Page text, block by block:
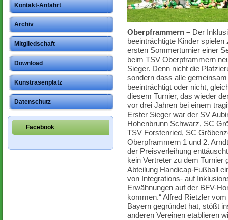
Kontakt-Anfahrt
Archiv
Mitgliedschaft
Download
Kunstrasenplatz
Datenschutz
Facebook
Oberpframmern – Der
beeinträchtigte Kinder
ersten Sommerturnier einer
beim TSV Oberpframmern
Sieger. Denn nicht die
sondern dass alle
beeinträchtigt oder nicht,
diesem Turnier, das wieder
vor drei Jahren bei einem
Erster Sieger war der SV
Hohenbrunn Schwarz, SC
TSV Forstenried, SC
Oberpframmern 1 und 2.
der Preisverleihung
kein Vertreter zu dem Turnier
Abteilung Handicap-Fußball
von Integrations- auf
Erwähnungen auf der BFV-
kommen.“ Alfred Rietzler
Bayern gegründet hat, stößt
anderen Vereinen etablieren